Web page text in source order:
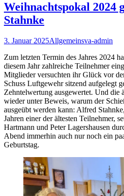
Weihnachtspokal 2024
Stahnke
3. Januar 2025Allgemeinsva-admin
Zum letzten Termin des Jahres 2024
diesem Jahr zahlreiche Teilnehmer
Mitglieder versuchten ihr Glück vor
Schuss Luftgewehr sitzend aufgelegt
Zehntelwertung ausgewertet. Und die
wieder unter Beweis, warum der
ausgeübt werden kann: Alfred
Jahren einer der ältesten Teilnehmer,
Hartmann und Peter Lagershausen
Abend immerhin auch nur noch ein
Geburtstag.